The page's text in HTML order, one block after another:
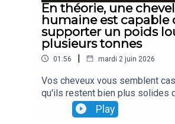
En théorie, une
humaine est capable
supporter un poids
plusieurs tonnes
01:56 | mardi 2 juin 2026
Vos cheveux vous semblent
qu'ils restent bien plus solides
croyez ! La preuve : à eux
mesure de (sup)porter un poids
Play